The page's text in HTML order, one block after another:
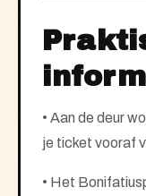
• Aan de deur
je ticket vooraf
• Het